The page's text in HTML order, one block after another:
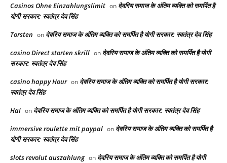
Casinos Ohne Einzahlungslimit on देवरिय समाज के अंतिम व्यक्ति को समर्पित है
योगी सरकार: स्वतंत्र देव सिंह
Torsten on देवरिय समाज के अंतिम व्यक्ति को समर्पित है योगी सरकार: स्वतंत्र देव सिंह
casino Direct storten skrill on देवरिय समाज के अंतिम व्यक्ति को समर्पित है योगी
सरकार: स्वतंत्र देव सिंह
casino happy Hour on देवरिय समाज के अंतिम व्यक्ति को समर्पित है योगी सरकार:
स्वतंत्र देव सिंह
Hai on देवरिय समाज के अंतिम व्यक्ति को समर्पित है योगी सरकार: स्वतंत्र देव सिंह
immersive roulette mit paypal on देवरिय समाज के अंतिम व्यक्ति को समर्पित है
योगी सरकार: स्वतंत्र देव सिंह
slots revolut auszahlung on देवरिय समाज के अंतिम व्यक्ति को समर्पित है योगी